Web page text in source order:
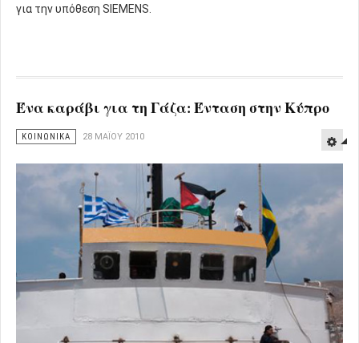
για την υπόθεση SIEMENS.
Ένα καράβι για τη Γάζα: Ένταση στην Κύπρο
ΚΟΙΝΩΝΙΚΑ 28 ΜΑΪ́ΟΥ 2010